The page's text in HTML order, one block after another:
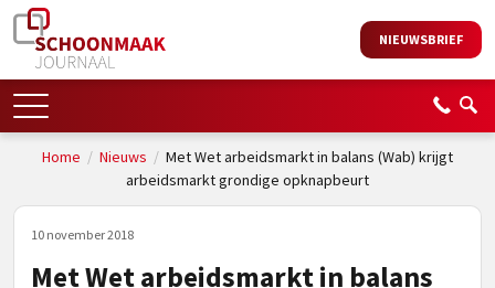
NIEUWSBRIEF
Home / Nieuws / Met Wet arbeidsmarkt in balans (Wab) krijgt
arbeidsmarkt grondige opknapbeurt
10 november 2018
Met Wet arbeidsmarkt in balans